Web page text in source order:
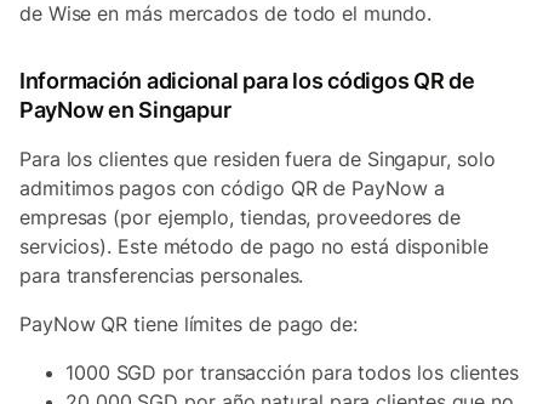
de Wise en más mercados de todo el mundo.
Información adicional para los códigos QR de
PayNow en Singapur
Para los clientes que residen fuera de Singapur, solo
admitimos pagos con código QR de PayNow a
empresas (por ejemplo, tiendas, proveedores de
servicios). Este método de pago no está disponible
para transferencias personales.
PayNow QR tiene límites de pago de:
1000 SGD por transacción para todos los clientes